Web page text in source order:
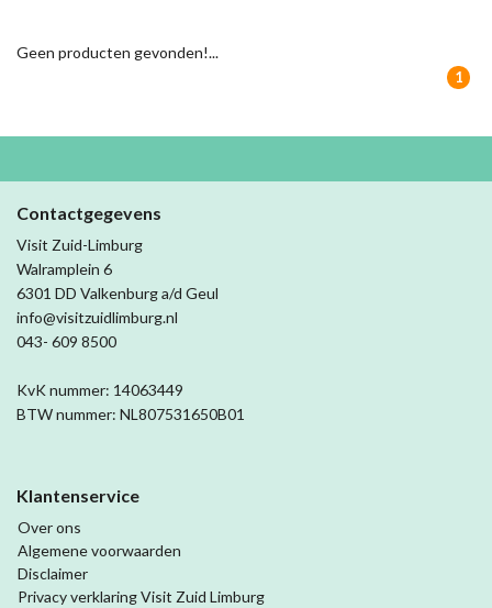
Streekpakketten
Geen producten gevonden!...
1
Contactgegevens
Visit Zuid-Limburg
Walramplein 6
6301 DD Valkenburg a/d Geul
info@visitzuidlimburg.nl
043- 609 8500
KvK nummer: 14063449
BTW nummer: NL807531650B01
Klantenservice
Over ons
Algemene voorwaarden
Disclaimer
Privacy verklaring Visit Zuid Limburg